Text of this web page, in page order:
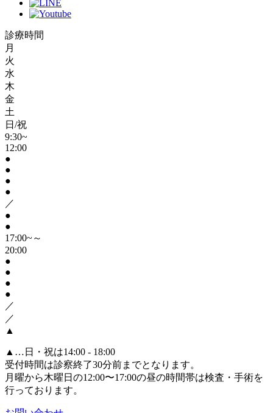
診療時間
月
火
水
木
金
土
日/祝
9:30~
12:00
●
●
●
●
／
●
●
17:00~～
20:00
●
●
●
●
／
／
▲
▲ …日・祝は14:00 - 18:00
受付時間は診察終了30分前までとなります。
月曜から木曜日の12:00〜17:00の昼の時間帯は検査・手術を
行っております。